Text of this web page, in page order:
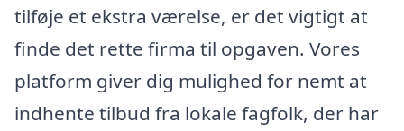
tilføje et ekstra værelse, er det vigtigt at
finde det rette firma til opgaven. Vores
platform giver dig mulighed for nemt at
indhente tilbud fra lokale fagfolk, der har